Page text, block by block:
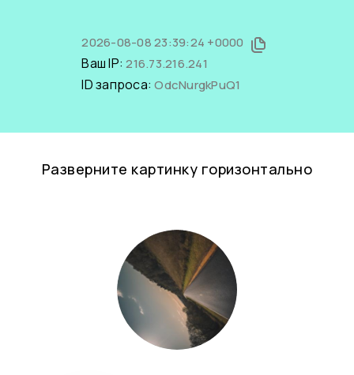
2026-08-08 23:39:24 +0000
Ваш IP:216.73.216.241
ID запроса:OdcNurgkPuQ1
Разверните картинку горизонтально